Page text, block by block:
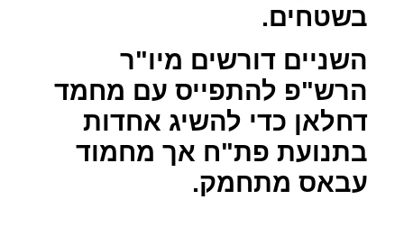
בשטחים.
השניים דורשים מיו"ר
הרש"פ להתפייס עם מחמד
דחלאן כדי להשיג אחדות
בתנועת פת"ח אך מחמוד
עבאס מתחמק.